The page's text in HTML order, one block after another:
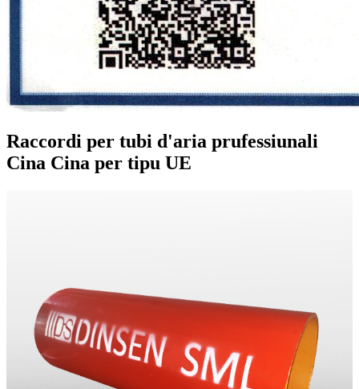
Raccordi per tubi d'aria prufessiunali
Cina Cina per tipu UE